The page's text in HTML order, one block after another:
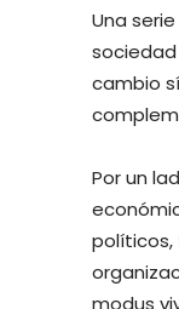
Una
cambio
Por un
políticos,
modus